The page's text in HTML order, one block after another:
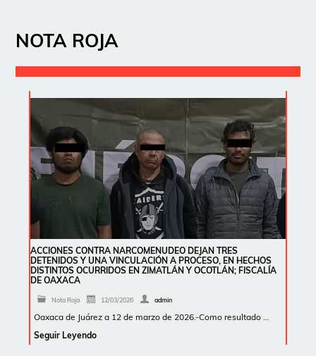
NOTA ROJA
ACCIONES CONTRA NARCOMENUDEO DEJAN TRES
DETENIDOS Y UNA VINCULACIÓN A PROCESO, EN HECHOS
DISTINTOS OCURRIDOS EN ZIMATLÁN Y OCOTLÁN; FISCALÍA
DE OAXACA
Nota Roja 12/03/2026 admin
Oaxaca de Juárez a 12 de marzo de 2026.-Como resultado …
Seguir Leyendo